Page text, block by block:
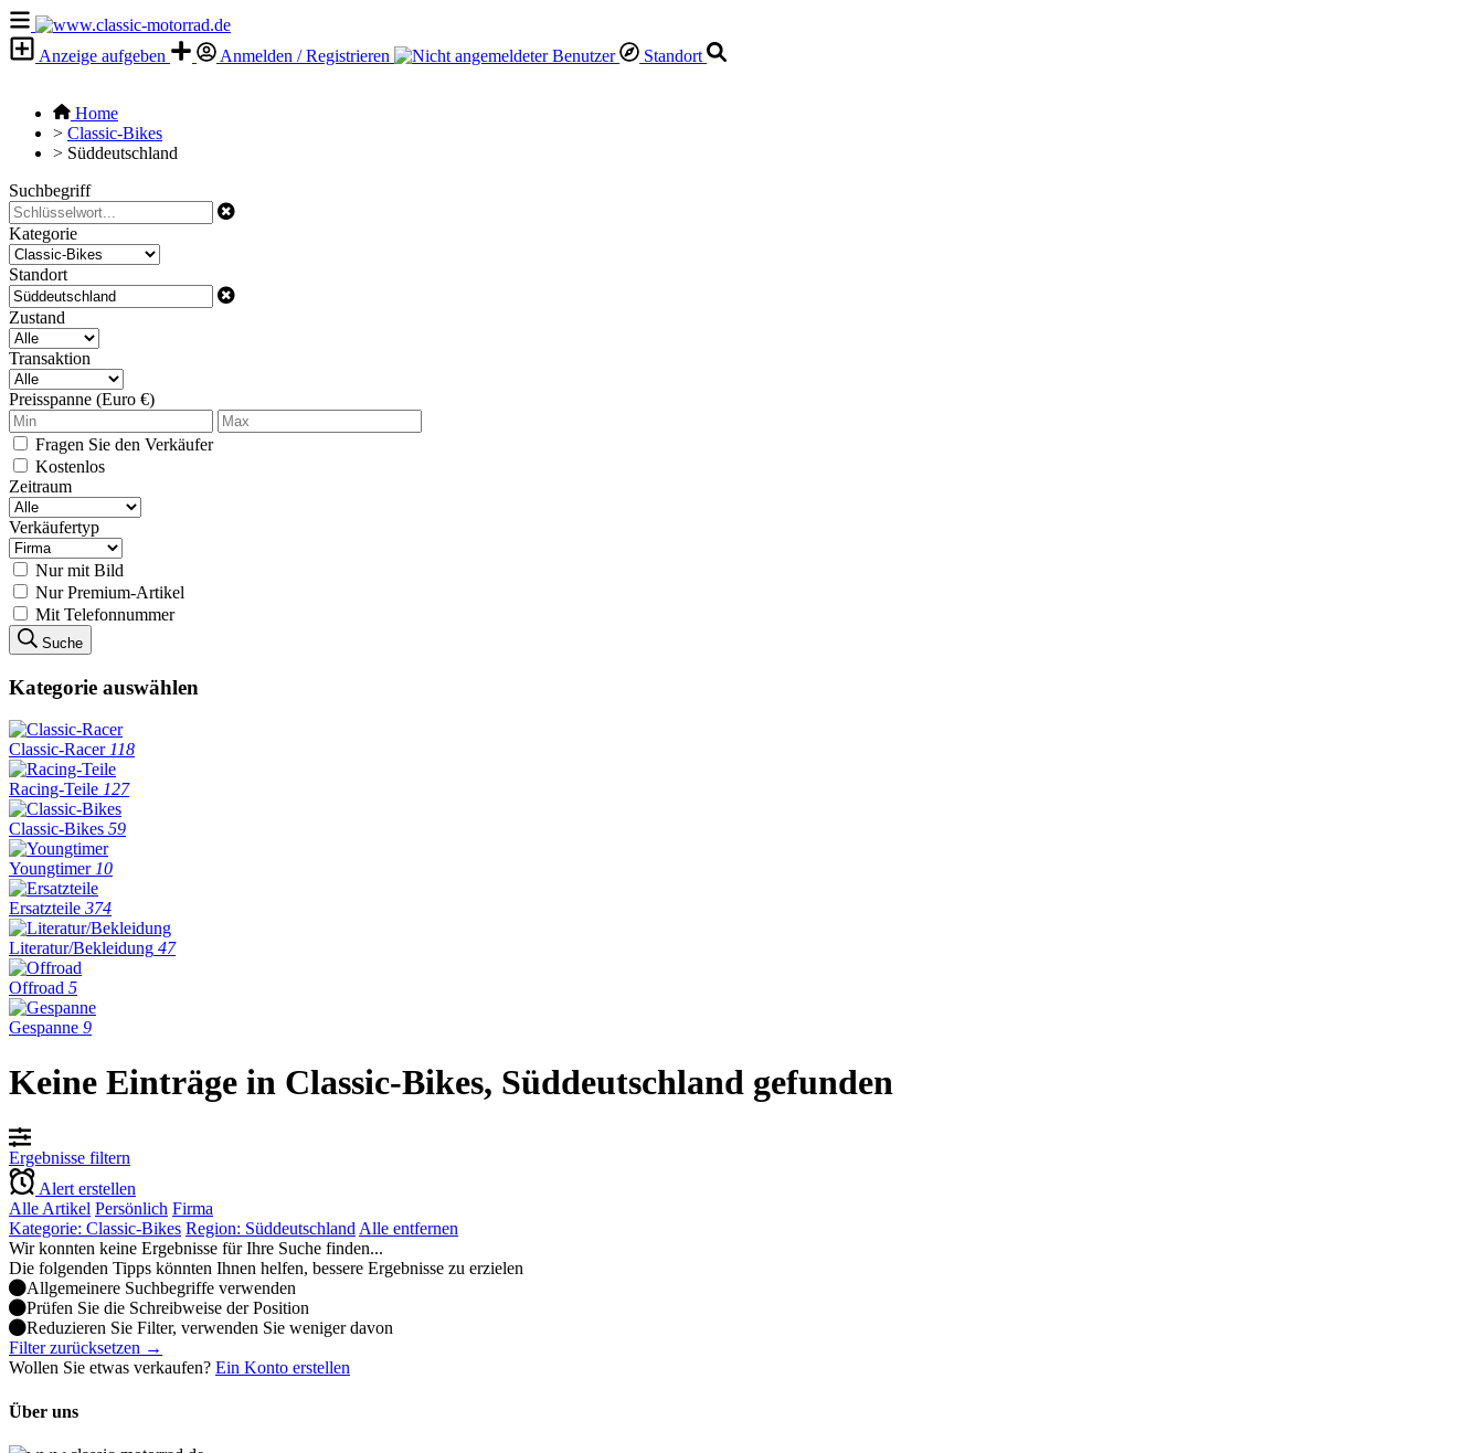
Anzeige aufgeben Anmelden / Registrieren Standort
Home
> Classic-Bikes
> Süddeutschland
Suchbegriff
Kategorie
Standort
Zustand
Transaktion
Preisspanne (Euro €)
Fragen Sie den Verkäufer
Kostenlos
Zeitraum
Verkäufertyp
Nur mit Bild
Nur Premium-Artikel
Mit Telefonnummer
Suche
Kategorie auswählen
Classic-Racer 118
Racing-Teile 127
Classic-Bikes 59
Youngtimer 10
Ersatzteile 374
Literatur/Bekleidung 47
Offroad 5
Gespanne 9
Keine Einträge in Classic-Bikes, Süddeutschland gefunden
Ergebnisse filtern
Alert erstellen
Alle Artikel Persönlich Firma
Kategorie: Classic-Bikes Region: Süddeutschland Alle entfernen
Wir konnten keine Ergebnisse für Ihre Suche finden...
Die folgenden Tipps könnten Ihnen helfen, bessere Ergebnisse zu erzielen
Allgemeinere Suchbegriffe verwenden
Prüfen Sie die Schreibweise der Position
Reduzieren Sie Filter, verwenden Sie weniger davon
Filter zurücksetzen →
Wollen Sie etwas verkaufen? Ein Konto erstellen
Über uns